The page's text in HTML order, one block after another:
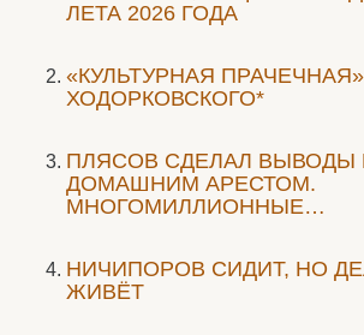
ЛЕТА 2026 ГОДА
«КУЛЬТУРНАЯ
ХОДОРКОВСКОГО*
ПЛЯСОВ СДЕЛАЛ ВЫВОДЫ
ДОМАШНИМ АРЕСТОМ.
МНОГОМИЛЛИОННЫЕ…
НИЧИПОРОВ СИДИТ, НО
ЖИВЁТ